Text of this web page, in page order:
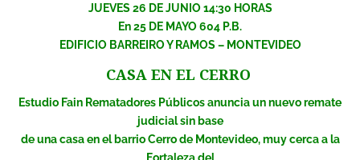
JUEVES 26 DE JUNIO 14:30 HORAS
En 25 DE MAYO 604 P.B.
EDIFICIO BARREIRO Y RAMOS – MONTEVIDEO
CASA EN EL CERRO
Estudio Fain Rematadores Públicos anuncia un nuevo remate
judicial sin base
de una casa en el barrio Cerro de Montevideo, muy cerca a la